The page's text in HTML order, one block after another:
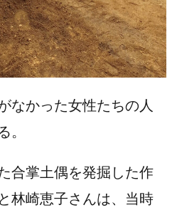
なかった女性たちの人
。
合掌土偶を発掘した作
林崎恵子さんは、当時